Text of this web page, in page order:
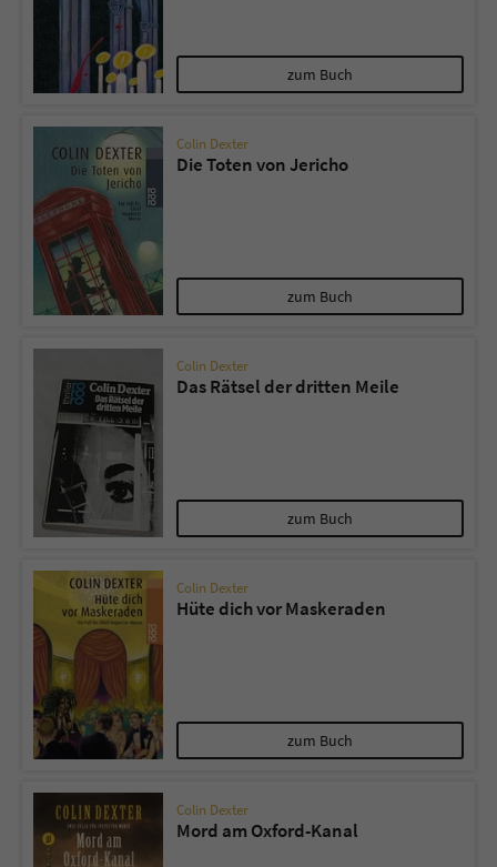
zum Buch
Colin Dexter
Die Toten von Jericho
zum Buch
Colin Dexter
Das Rätsel der dritten Meile
zum Buch
Colin Dexter
Hüte dich vor Maskeraden
zum Buch
Colin Dexter
Mord am Oxford-Kanal